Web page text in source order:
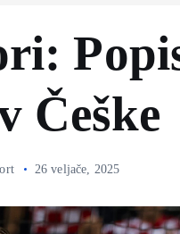
Češke
26 veljače, 2025